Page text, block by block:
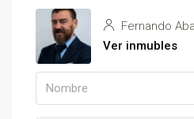
Fernando
Ver inmubles